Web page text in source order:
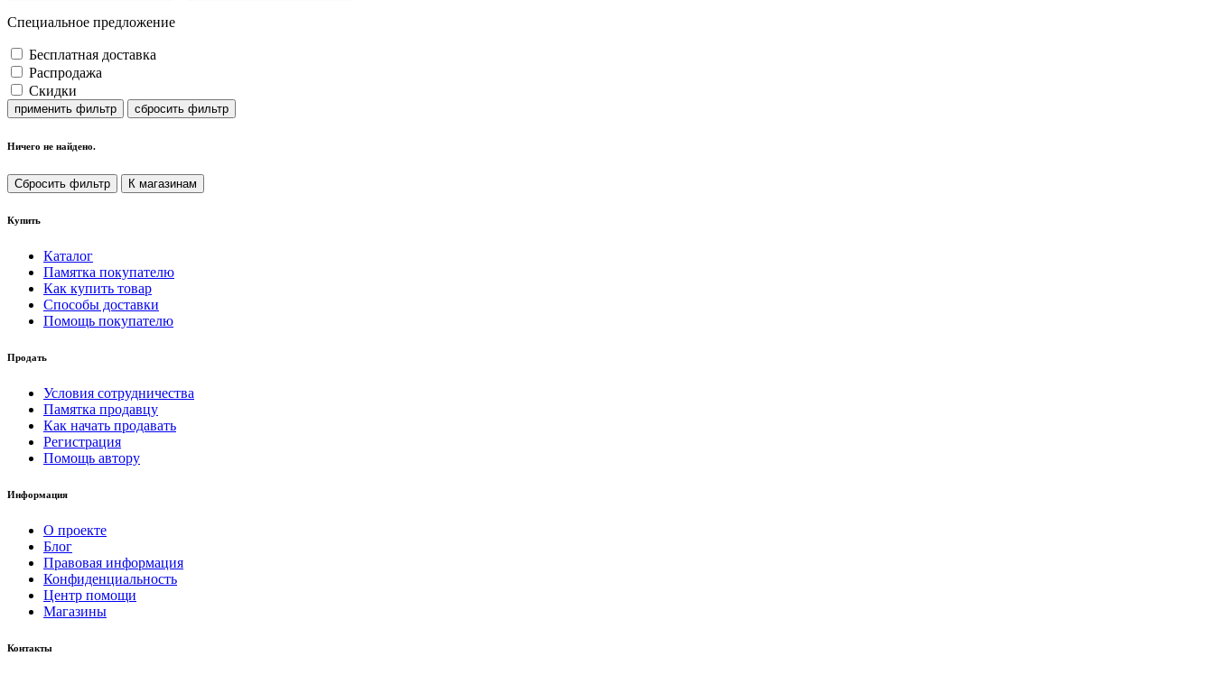
Специальное предложение
Бесплатная доставка
Распродажа
Скидки
применить фильтр сбросить фильтр
Ничего не найдено.
Сбросить фильтр К магазинам
Купить
Каталог
Памятка покупателю
Как купить товар
Способы доставки
Помощь покупателю
Продать
Условия сотрудничества
Памятка продавцу
Как начать продавать
Регистрация
Помощь автору
Информация
О проекте
Блог
Правовая информация
Конфиденциальность
Центр помощи
Магазины
Контакты